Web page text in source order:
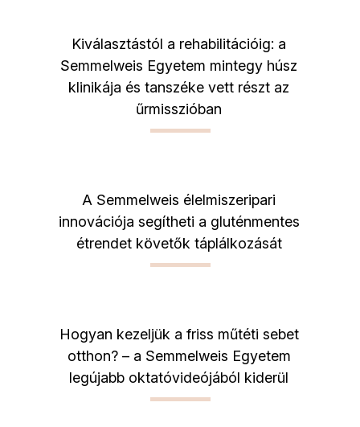
Kiválasztástól a rehabilitációig: a
Semmelweis Egyetem mintegy húsz
klinikája és tanszéke vett részt az
űrmisszióban
A Semmelweis élelmiszeripari
innovációja segítheti a gluténmentes
étrendet követők táplálkozását
Hogyan kezeljük a friss műtéti sebet
otthon? – a Semmelweis Egyetem
legújabb oktatóvideójából kiderül